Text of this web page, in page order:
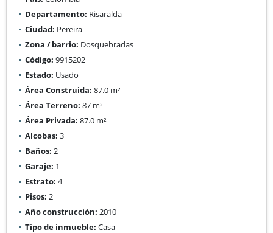
Departamento: Risaralda
Ciudad: Pereira
Zona / barrio: Dosquebradas
Código: 9915202
Estado: Usado
Área Construida: 87.0 m²
Área Terreno: 87 m²
Área Privada: 87.0 m²
Alcobas: 3
Baños: 2
Garaje: 1
Estrato: 4
Pisos: 2
Año construcción: 2010
Tipo de inmueble: Casa